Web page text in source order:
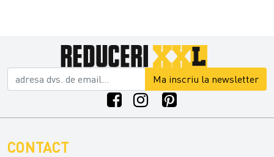
Ma inscriu la newsletter
CONTACT